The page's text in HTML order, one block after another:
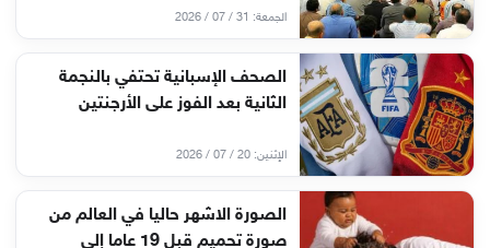
الجمعة: 31 / 07 / 2026
الصحف الإسبانية تحتفي بالنجمة
الثانية بعد الفوز على الأرجنتين
الإثنين: 20 / 07 / 2026
الصورة الاشهر حاليا في العالم من
صورة تحميم قبل 19 عاما إلى